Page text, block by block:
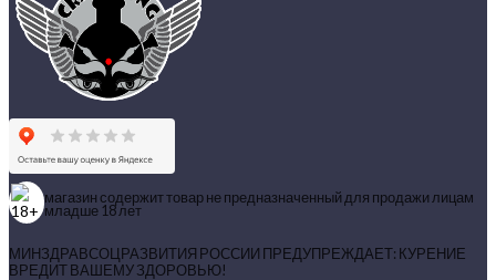
магазин содержит товар не предназначенный для продажи лицам
младше 18 лет
МИНЗДРАВСОЦРАЗВИТИЯ РОССИИ ПРЕДУПРЕЖДАЕТ: КУРЕНИЕ
ВРЕДИТ ВАШЕМУ ЗДОРОВЬЮ!